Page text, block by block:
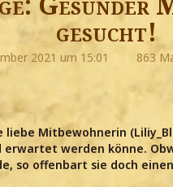
gesucht!
2021 um 15:01 863
liebe Mitbewohnerin
erwartet werden könne.
so offenbart sie doch